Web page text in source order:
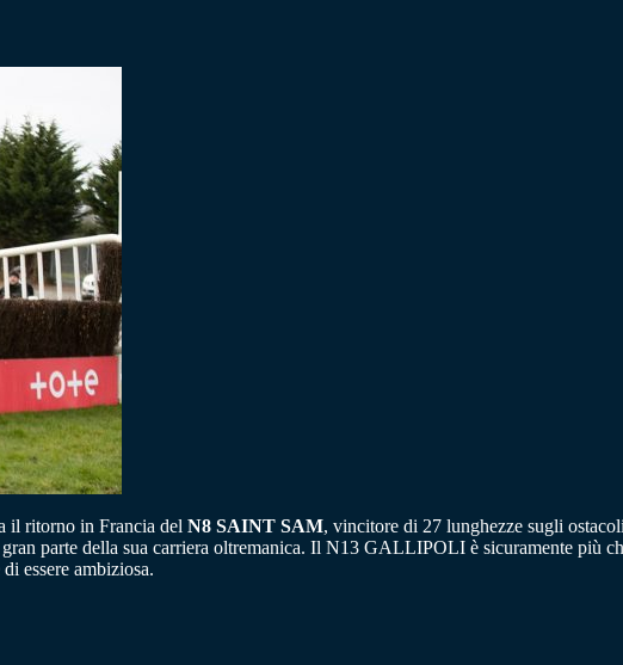
il ritorno in Francia del N8 SAINT SAM, vincitore di 27 lunghezze sugli
parte della sua carriera oltremanica. Il N13 GALLIPOLI è sicuramente più
essere ambiziosa.